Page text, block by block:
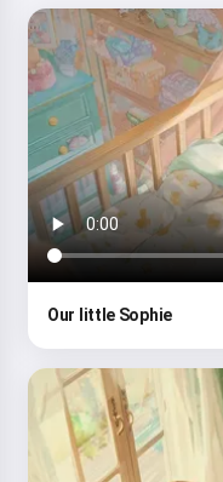
Our little Sophie